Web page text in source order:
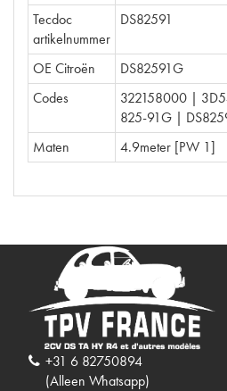
Tecdoc
artikelnummer
DS82591
OE Citroën
DS82591G
Codes
322158000 |
825-91G |
Maten
4.9meter [PW 1]
+31 6 82750894
(Alleen Whatsapp)